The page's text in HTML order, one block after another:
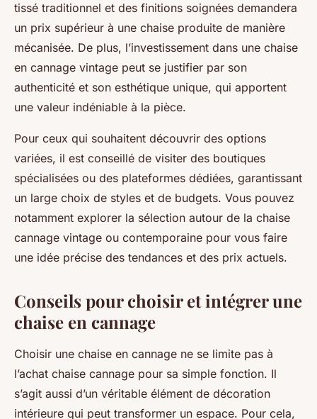
tissé traditionnel et des finitions soignées demandera
un prix supérieur à une chaise produite de manière
mécanisée. De plus, l’investissement dans une chaise
en cannage vintage peut se justifier par son
authenticité et son esthétique unique, qui apportent
une valeur indéniable à la pièce.
Pour ceux qui souhaitent découvrir des options
variées, il est conseillé de visiter des boutiques
spécialisées ou des plateformes dédiées, garantissant
un large choix de styles et de budgets. Vous pouvez
notamment explorer la sélection autour de la chaise
cannage vintage ou contemporaine pour vous faire
une idée précise des tendances et des prix actuels.
Conseils pour choisir et intégrer une
chaise en cannage
Choisir une chaise en cannage ne se limite pas à
l’achat chaise cannage pour sa simple fonction. Il
s’agit aussi d’un véritable élément de décoration
intérieure qui peut transformer un espace. Pour cela,